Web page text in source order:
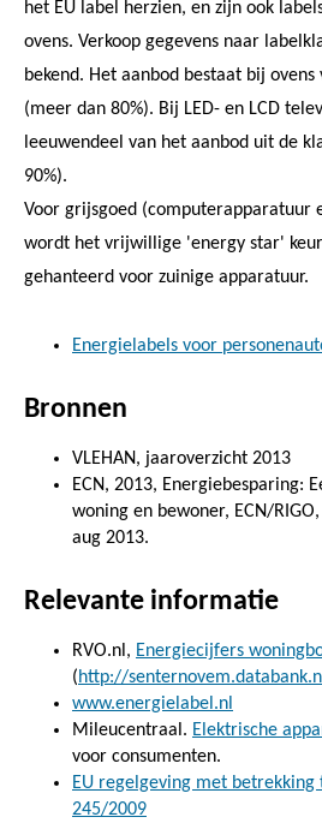
het EU label herzien, en zijn ook
ovens. Verkoop gegevens naar
bekend. Het aanbod bestaat bij
(meer dan 80%). Bij LED- en LCD
leeuwendeel van het aanbod uit de
90%).
Voor grijsgoed (computerapparatuur
wordt het vrijwillige 'energy star'
gehanteerd voor zuinige apparatuur.
Energielabels voor
Bronnen
VLEHAN, jaaroverzicht 2013
ECN, 2013, Energiebesparing:
woning en bewoner, ECN/
aug 2013.
Relevante informatie
RVO.nl, Energiecijfers
(http://
www.energielabel.nl
Mileucentraal. Elektrische
voor consumenten.
EU regelgeving met
245/2009